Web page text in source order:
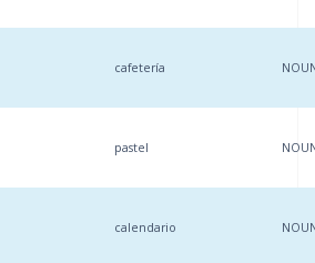
cafetería
pastel
calendario